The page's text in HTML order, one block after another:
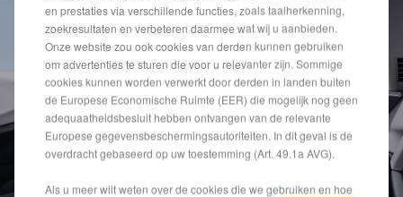
en prestaties via verschillende functies, zoals taalherkenning,
zoekresultaten en verbeteren daarmee wat wij u aanbieden.
Onze website zou ook cookies van derden kunnen gebruiken
om advertenties te sturen die voor u relevanter zijn. Sommige
cookies kunnen worden verwerkt door derden in landen buiten
de Europese Economische Ruimte (EER) die mogelijk nog geen
adequaatheidsbesluit hebben ontvangen van de relevante
Europese gegevensbeschermingsautoriteiten. In dit geval is de
overdracht gebaseerd op uw toestemming (Art. 49.1a AVG).
Als u meer wilt weten over de cookies die we gebruiken en hoe